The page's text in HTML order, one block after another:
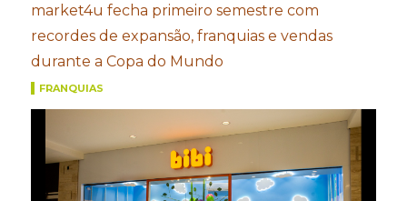
market4u fecha primeiro semestre com
recordes de expansão, franquias e vendas
durante a Copa do Mundo
FRANQUIAS